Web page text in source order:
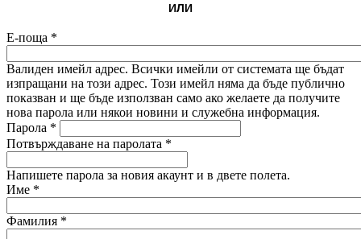
ИЛИ
Е-поща *
Валиден имейл адрес. Всички имейли от системата ще бъдат
изпращани на този адрес. Този имейл няма да бъде публично
показван и ще бъде използван само ако желаете да получите
нова парола или някои новини и служебна информация.
Парола *
Потвърждаване на паролата *
Напишете парола за новия акаунт и в двете полета.
Име *
Фамилия *